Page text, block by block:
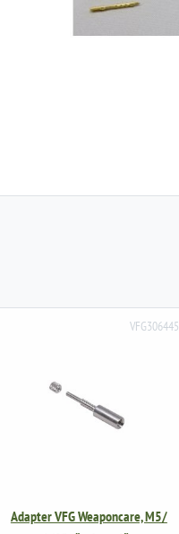
VFG306445
Adapter VFG Weaponcare, M5/